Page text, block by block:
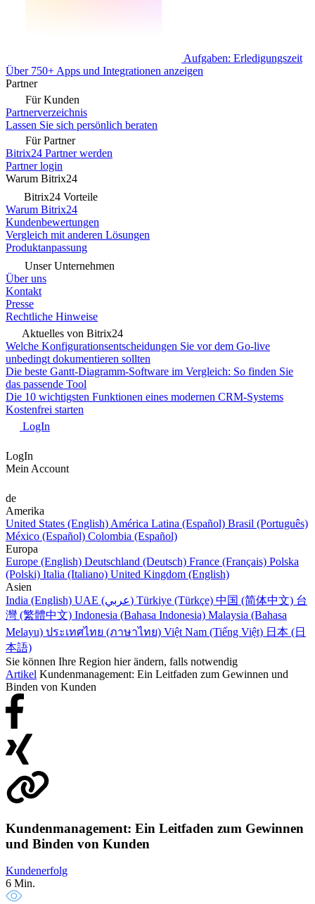
Aufgaben: Erledigungszeit
Über 750+ Apps und Integrationen anzeigen
Partner
Für Kunden
Partnerverzeichnis
Lassen Sie sich persönlich beraten
Für Partner
Bitrix24 Partner werden
Partner login
Warum Bitrix24
Bitrix24 Vorteile
Warum Bitrix24
Kundenbewertungen
Vergleich mit anderen Lösungen
Produktanpassung
Unser Unternehmen
Über uns
Kontakt
Presse
Rechtliche Hinweise
Aktuelles von Bitrix24
Welche Konfigurationsentscheidungen Sie vor dem Go-live
unbedingt dokumentieren sollten
Die beste Gantt-Diagramm-Software im Vergleich: So finden Sie
das passende Tool
Die 10 wichtigsten Funktionen eines modernen CRM-Systems
Kostenfrei starten
LogIn
LogIn
Mein Account
de
Amerika
United States (English) América Latina (Español) Brasil (Português)
México (Español) Colombia (Español)
Europa
Europe (English) Deutschland (Deutsch) France (Français) Polska
(Polski) Italia (Italiano) United Kingdom (English)
Asien
India (English)
UAE (عربي) Türkiye (Türkçe) 中国 (简体中文) 台
灣 (繁體中文) Indonesia (Bahasa Indonesia) Malaysia (Bahasa
Melayu) ประเทศไทย (ภาษาไทย) Việt Nam (Tiếng Việt) 日本 (日
本語)
Sie können Ihre Region hier ändern, falls notwendig
Artikel Kundenmanagement: Ein Leitfaden zum Gewinnen und
Binden von Kunden
Kundenmanagement: Ein Leitfaden zum Gewinnen
und Binden von Kunden
Kundenerfolg
6 Min.